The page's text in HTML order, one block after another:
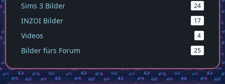
Sims 3 Bilder 24
INZOI Bilder 17
Videos 4
Bilder fürs Forum 25